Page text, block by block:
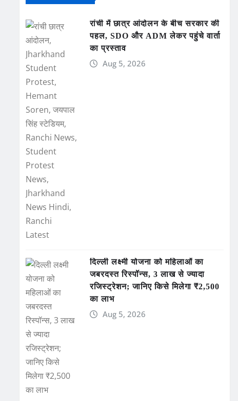
रांची में छात्र आंदोलन के बीच सरकार की
पहल, SDO और ADM लेकर पहुंचे वार्ता
का प्रस्ताव
Aug 5, 2026
दिल्ली लक्ष्मी योजना को महिलाओं का
जबरदस्त रिस्पॉन्स, 3 लाख से ज्यादा
रजिस्ट्रेशन; जानिए किसे मिलेगा ₹2,500
का लाभ
Aug 5, 2026